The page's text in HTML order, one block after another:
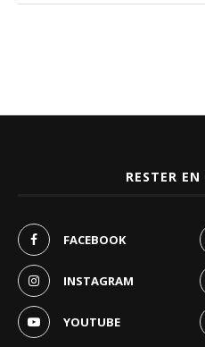
RESTER
FACEBOOK
INSTAGRAM
YOUTUBE